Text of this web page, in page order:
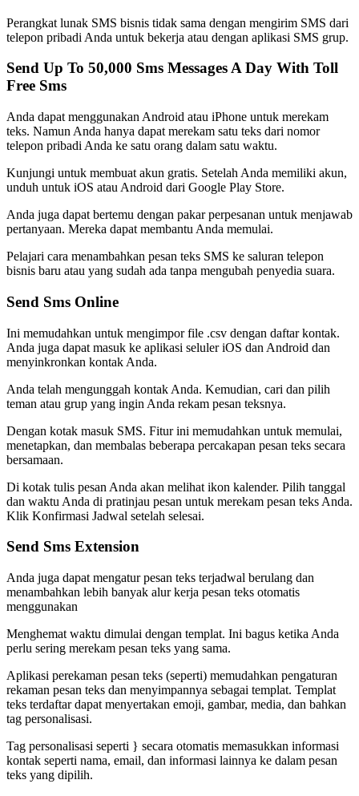
Perangkat lunak SMS bisnis tidak sama dengan mengirim SMS dari
telepon pribadi Anda untuk bekerja atau dengan aplikasi SMS grup.
Send Up To 50,000 Sms Messages A Day With Toll
Free Sms
Anda dapat menggunakan Android atau iPhone untuk merekam
teks. Namun Anda hanya dapat merekam satu teks dari nomor
telepon pribadi Anda ke satu orang dalam satu waktu.
Kunjungi untuk membuat akun gratis. Setelah Anda memiliki akun,
unduh untuk iOS atau Android dari Google Play Store.
Anda juga dapat bertemu dengan pakar perpesanan untuk menjawab
pertanyaan. Mereka dapat membantu Anda memulai.
Pelajari cara menambahkan pesan teks SMS ke saluran telepon
bisnis baru atau yang sudah ada tanpa mengubah penyedia suara.
Send Sms Online
Ini memudahkan untuk mengimpor file .csv dengan daftar kontak.
Anda juga dapat masuk ke aplikasi seluler iOS dan Android dan
menyinkronkan kontak Anda.
Anda telah mengunggah kontak Anda. Kemudian, cari dan pilih
teman atau grup yang ingin Anda rekam pesan teksnya.
Dengan kotak masuk SMS. Fitur ini memudahkan untuk memulai,
menetapkan, dan membalas beberapa percakapan pesan teks secara
bersamaan.
Di kotak tulis pesan Anda akan melihat ikon kalender. Pilih tanggal
dan waktu Anda di pratinjau pesan untuk merekam pesan teks Anda.
Klik Konfirmasi Jadwal setelah selesai.
Send Sms Extension
Anda juga dapat mengatur pesan teks terjadwal berulang dan
menambahkan lebih banyak alur kerja pesan teks otomatis
menggunakan
Menghemat waktu dimulai dengan templat. Ini bagus ketika Anda
perlu sering merekam pesan teks yang sama.
Aplikasi perekaman pesan teks (seperti) memudahkan pengaturan
rekaman pesan teks dan menyimpannya sebagai templat. Templat
teks terdaftar dapat menyertakan emoji, gambar, media, dan bahkan
tag personalisasi.
Tag personalisasi seperti } secara otomatis memasukkan informasi
kontak seperti nama, email, dan informasi lainnya ke dalam pesan
teks yang dipilih.